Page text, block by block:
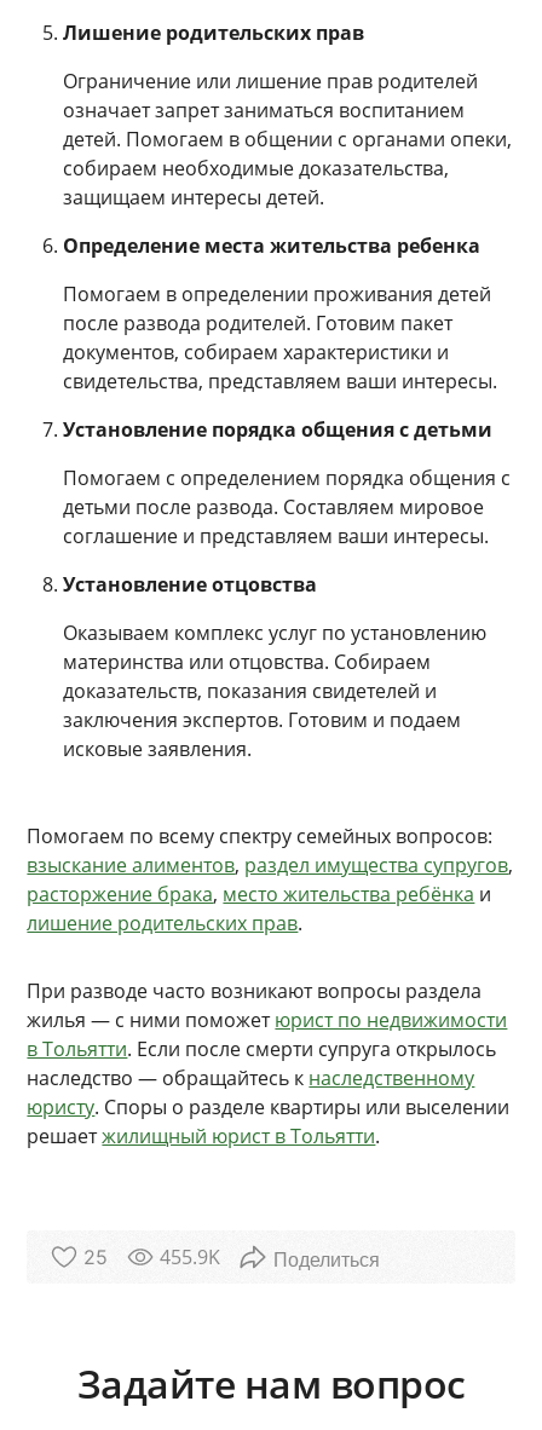
Лишение родительских прав
Ограничение или лишение прав родителей
означает запрет заниматься воспитанием
детей. Помогаем в общении с органами опеки,
собираем необходимые доказательства,
защищаем интересы детей.
Определение места жительства ребенка
Помогаем в определении проживания детей
после развода родителей. Готовим пакет
документов, собираем характеристики и
свидетельства, представляем ваши интересы.
Установление порядка общения с детьми
Помогаем с определением порядка общения с
детьми после развода. Составляем мировое
соглашение и представляем ваши интересы.
Установление отцовства
Оказываем комплекс услуг по установлению
материнства или отцовства. Собираем
доказательств, показания свидетелей и
заключения экспертов. Готовим и подаем
исковые заявления.
Помогаем по всему спектру семейных вопросов:
взыскание алиментов, раздел имущества супругов,
расторжение брака, место жительства ребёнка и
лишение родительских прав.
При разводе часто возникают вопросы раздела
жилья — с ними поможетюрист по недвижимости
в Тольятти. Если после смерти супруга открылось
наследство — обращайтесь к наследственному
юристу. Споры о разделе квартиры или выселении
решаетжилищный юрист в Тольятти.
25 455.9K
Задайте нам вопрос